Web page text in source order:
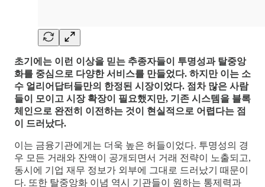
초기에는 이런 이상을 믿는 추종자들이 투명성과 탈중앙
화를 중심으로 다양한 서비스를 만들었다. 하지만 이는 소
수 얼리어답터들만의 한정된 시장이었다. 점차 많은 사람
들이 모이고 시장 확장이 필요했지만, 기존 시스템을 블록
체인으로 완전히 이전하는 것이 현실적으로 어렵다는 점
이 드러났다.
이는 금융기관에게는 더욱 높은 허들이었다. 투명성의 경
우 모든 거래와 잔액이 공개되면서 거래 전략이 노출되고,
동시에 기업 재무 정보가 외부에 그대로 드러났기 때문이
다. 또한 탈중앙화 이념 역시 기관들이 원하는 통제력과